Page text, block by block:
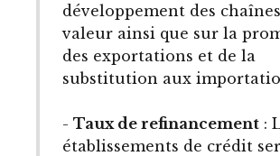
développement des
valeur ainsi que sur la
des exportations et de la
substitution aux
- Taux de refinancement :
établissements de crédit